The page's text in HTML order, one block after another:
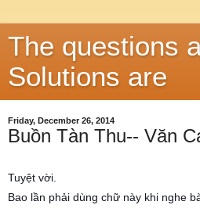
The questions
Solutions are
Friday, December 26, 2014
Buồn Tàn Thu-- Văn
Tuyệt vời.
Bao lần phải dùng chữ này khi nghe